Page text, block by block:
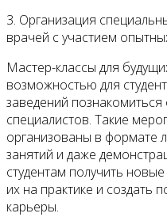
3. Организация
врачей с участием
Мастер-классы для
возможностью для
заведений
специалистов. Такие
организованы в формате
занятий и даже
студентам получить
их на практике и создать
карьеры.